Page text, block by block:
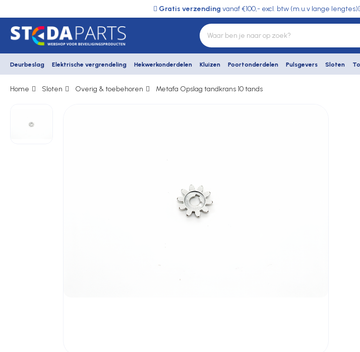
Gratis verzending vanaf €100,- excl. btw (m.u.v lange lengtes)
Deurbeslag Elektrische vergrendeling Hekwerkonderdelen Kluizen Poortonderdelen Pulsgevers Sloten
Deurbeslag
Elektrische vergrendeling
Home Sloten Overig & toebehoren Metafa Opslag tandkrans 10 tands